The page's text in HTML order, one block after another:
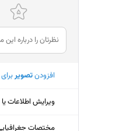
چهارشنبه
پنجشنبه
جمعه
شنبه
افزودنتصویر
ویرایش اطلاعات
مختصات